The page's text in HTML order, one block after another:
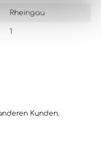
Rheingau
1
von 5 Sternen
Kunden.